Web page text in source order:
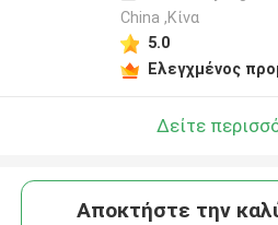
China ,Κίνα
5.0
Ελεγχμένος
Δείτε
Αποκτήστε την